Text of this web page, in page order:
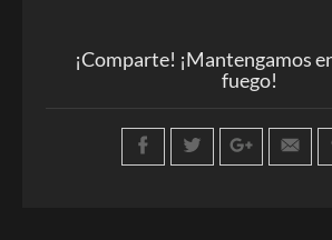
¡Comparte! ¡Mantengamos
fuego!